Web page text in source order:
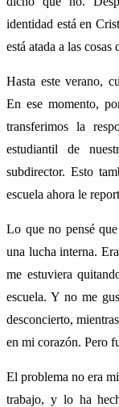
identidad está en
está atada a las cosas
Hasta este verano,
En ese momento,
transferimos la
estudiantil de
subdirector. Esto
escuela ahora le
Lo que no pensé
una lucha interna.
me estuviera
escuela. Y no me
desconcierto,
en mi corazón. Pero
El problema no era
trabajo, y lo ha